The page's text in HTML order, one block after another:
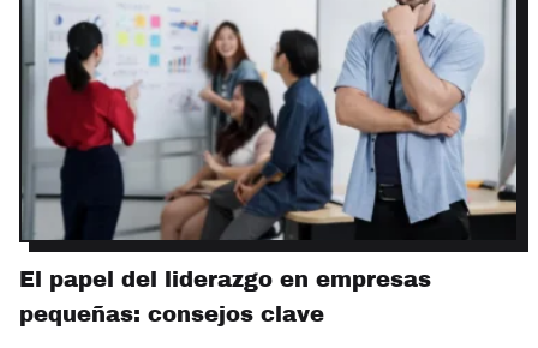
El papel del liderazgo en empresas
pequeñas: consejos clave